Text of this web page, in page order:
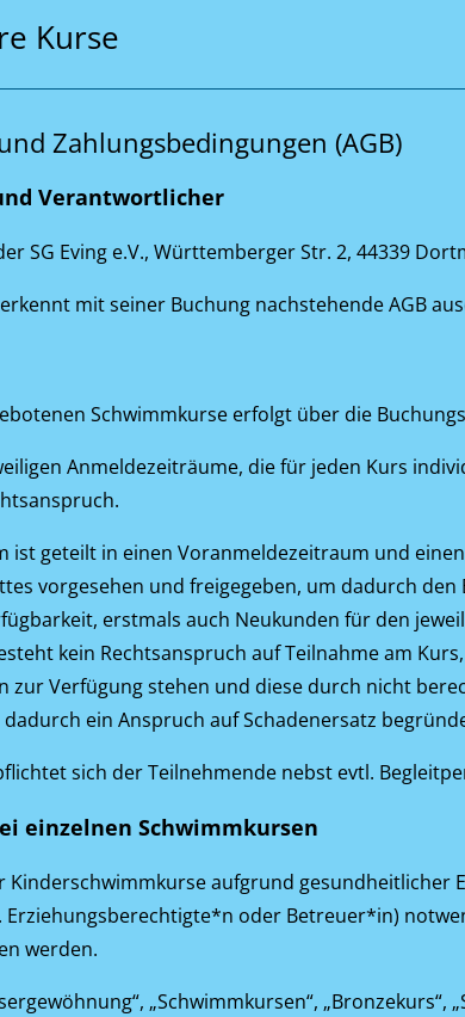
Kurse
Zahlungsbedingungen (AGB)
Verantwortlicher
SG Eving e.V., Württemberger Str. 2, 44339
mit seiner Buchung nachstehende AGB
Schwimmkurse erfolgt über die
Anmeldezeiträume, die für jeden Kurs
ist geteilt in einen Voranmeldezeitraum und
vorgesehen und freigegeben, um dadurch
erstmals auch Neukunden für den
kein Rechtsanspruch auf Teilnahme am
zur Verfügung stehen und diese durch nicht
ein Anspruch auf Schadenersatz
sich der Teilnehmende nebst evtl.
einzelnen Schwimmkursen
Kinderschwimmkurse aufgrund gesundheitlicher
oder Betreuer*in)
werden.
„Schwimmkursen“,